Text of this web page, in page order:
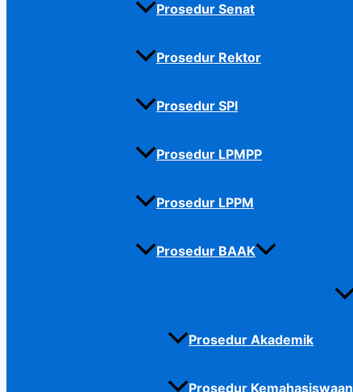
Prosedur Senat
Prosedur Rektor
Prosedur SPI
Prosedur LPMPP
Prosedur LPPM
Prosedur BAAK
Prosedur Akademik
Prosedur Kemahasiswaan